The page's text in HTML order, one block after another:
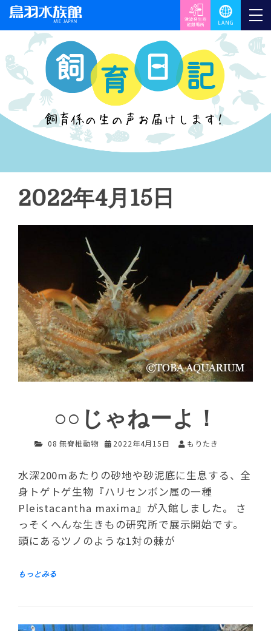
2022年4月15日
○○じゃねーよ！
08 無脊椎動物 2022年4月15日 もりたき
水深200mあたりの砂地や砂泥底に生息する、全
身トゲトゲ生物『ハリセンボン属の一種
Pleistacantha maxima』が入館しました。 さ
っそくへんな生きもの研究所で展示開始です。
頭にあるツノのような1対の棘が